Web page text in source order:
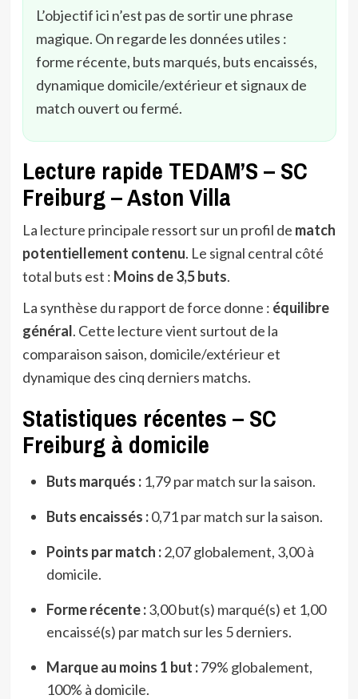
L’objectif ici n’est pas de sortir une phrase
magique. On regarde les données utiles :
forme récente, buts marqués, buts encaissés,
dynamique domicile/extérieur et signaux de
match ouvert ou fermé.
Lecture rapide TEDAM’S – SC
Freiburg – Aston Villa
La lecture principale ressort sur un profil de match
potentiellement contenu. Le signal central côté
total buts est : Moins de 3,5 buts.
La synthèse du rapport de force donne : équilibre
général. Cette lecture vient surtout de la
comparaison saison, domicile/extérieur et
dynamique des cinq derniers matchs.
Statistiques récentes – SC
Freiburg à domicile
Buts marqués :1,79 par match sur la saison.
Buts encaissés :0,71 par match sur la saison.
Points par match :2,07 globalement, 3,00 à
domicile.
Forme récente :3,00 but(s) marqué(s) et 1,00
encaissé(s) par match sur les 5 derniers.
Marque au moins 1 but :79% globalement,
100% à domicile.